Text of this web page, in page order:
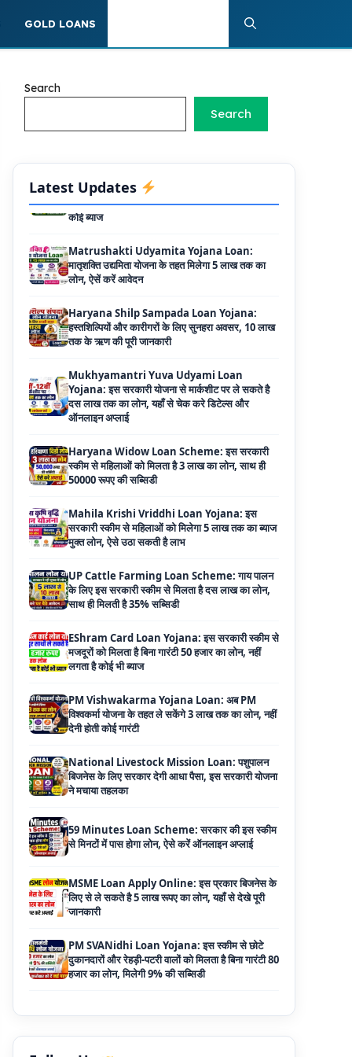
GOLD LOANS
Search
Search
Latest Updates
40 प्रतिशत सब्सिडी
PM SVANidhi Scheme Apply Online: छोटे
Labour House Construction Loan
Scheme: श्रमिक मकान निर्माण लोन योजना से मजदुर
Matrushakti Udyamita Yojana Loan:
मातृशक्ति उद्यमिता योजना के तहत मिलेगा 5 लाख तक का
लोन, ऐसें करें आवेदन
Haryana Shilp Sampada Loan Yojana:
हस्तशिल्पियों और कारीगरों के लिए सुनहरा अवसर, 10 लाख
तक के ऋण की पूरी जानकारी
Mukhyamantri Yuva Udyami Loan
Yojana: इस सरकारी योजना से मार्कशीट पर ले सकते है
दस लाख तक का लोन, यहाँ से चेक करे डिटेल्स और
Haryana Widow Loan Scheme: इस सरकारी
स्कीम से महिलाओं को मिलता है 3 लाख का लोन, साथ ही
50000 रूपए की सब्सिडी
Mahila Krishi Vriddhi Loan Yojana: इस
सरकारी स्कीम से महिलाओं को मिलेगा 5 लाख तक का ब्याज
मुक्त लोन, ऐसे उठा सकती है लाभ
UP Cattle Farming Loan Scheme: गाय पालन
के लिए इस सरकारी स्कीम से मिलता है दस लाख का लोन,
साथ ही मिलती है 35% सब्सिडी
EShram Card Loan Yojana: इस सरकारी स्कीम से
मजदूरों को मिलता है बिना गारंटी 50 हजार का लोन, नहीं
लगता है कोई भी ब्याज
PM Vishwakarma Yojana Loan: अब PM
विश्वकर्मा योजना के तहत ले सकेंगे 3 लाख तक का लोन, नहीं
देनी होती कोई गारंटी
National Livestock Mission Loan: पशुपालन
बिजनेस के लिए सरकार देगी आधा पैसा, इस सरकारी योजना
ने मचाया तहलका
59 Minutes Loan Scheme: सरकार की इस स्कीम
से मिनटों में पास होगा लोन, ऐसे करें ऑनलाइन अप्लाई
MSME Loan Apply Online: इस प्रकार बिजनेस के
लिए से ले सकते है 5 लाख रूपए का लोन, यहाँ से देखे पूरी
जानकारी
PM SVANidhi Loan Yojana: इस स्कीम से छोटे
दुकानदारों और रेहड़ी-पटरी वालों को मिलता है बिना गारंटी 80
हजार का लोन, मिलेगी 9% की सब्सिडी
Haryana Self Help Group Loan 2026: स्वयं
सहायता समूह महिलाओं को मिल रहा है ₹10 लाख तक का
लोन, ऐसे करें आवेदन
मिलती है 35% तक सब्सिडी